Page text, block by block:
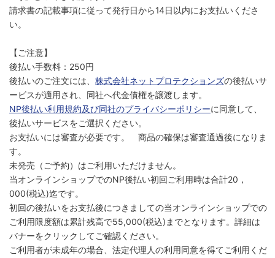
請求書の記載事項に従って発行日から14日以内にお支払いくださ
い。
【ご注意】
後払い手数料：250円
後払いのご注文には、 株式会社ネットプロテクションズの後払いサ
ービスが適用され、同社へ代金債権を譲渡します。
NP後払い利用規約及び同社のプライバシーポリシーに同意して、
後払いサービスをご選択ください。
お支払いには審査が必要です。 商品の確保は審査通過後になりま
す。
未発売（ご予約）はご利用いただけません。
当オンラインショップでのNP後払い初回ご利用時は合計20，
000(税込)迄です。
初回の後払いをお支払後につきましての当オンラインショップでの
ご利用限度額は累計残高で55,000(税込)までとなります。詳細は
バナーをクリックしてご確認ください。
ご利用者が未成年の場合、法定代理人の利用同意を得てご利用くだ